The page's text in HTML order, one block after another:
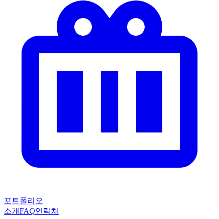
포트폴리오
소개FAQ연락처